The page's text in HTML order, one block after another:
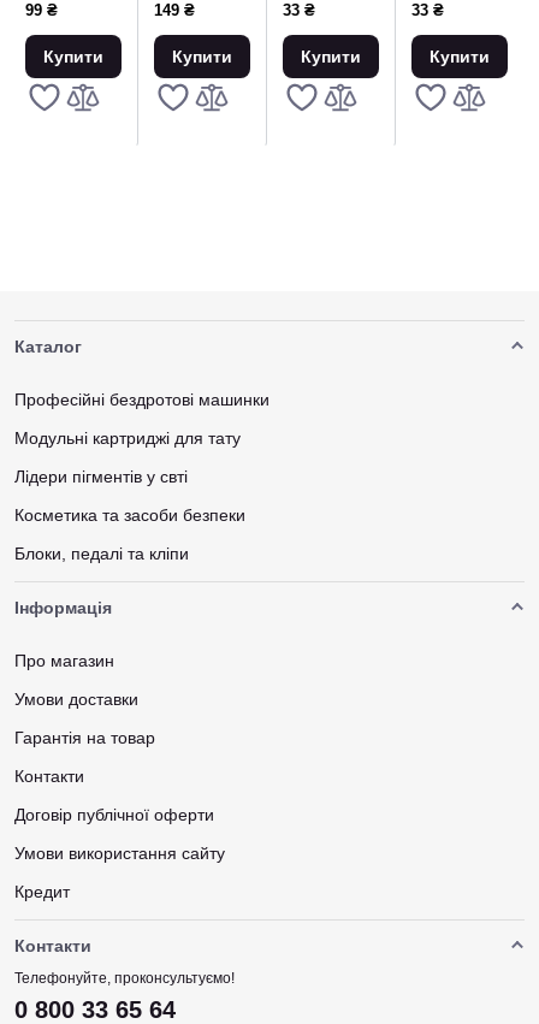
тату-фарбу
жовті - 100
штук
99 ₴
Купити
149 ₴
Купити
шт)
33 ₴
Купити
шт)
33 ₴
Купити
Каталог
Професійні бездротові машинки
Модульні картриджі для тату
Лідери пігментів у свті
Косметика та засоби безпеки
Блоки, педалі та кліпи
Інформація
Про магазин
Умови доставки
Гарантія на товар
Контакти
Договір публічної оферти
Умови використання сайту
Кредит
Контакти
Телефонуйте, проконсультуємо!
0 800 33 65 64